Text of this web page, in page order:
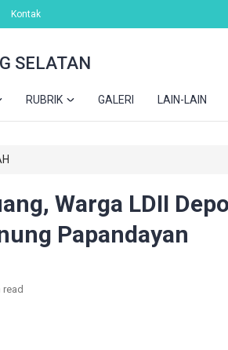
Kontak
SELATAN
RUBRIK GALERI LAIN-LAIN
Warga LDII
Papandayan
read